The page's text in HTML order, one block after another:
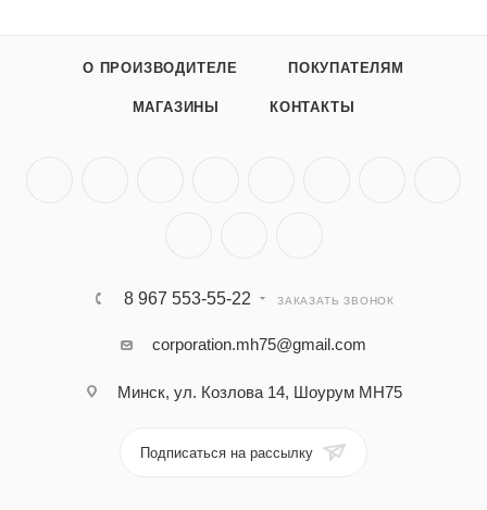
О ПРОИЗВОДИТЕЛЕ ПОКУПАТЕЛЯМ
МАГАЗИНЫ КОНТАКТЫ
8 967 553-55-22 ЗАКАЗАТЬ ЗВОНОК
corporation.mh75@gmail.com
Минск, ул. Козлова 14, Шоурум MH75
Подписаться на рассылку